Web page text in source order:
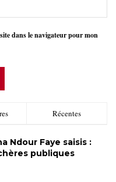
dans le navigateur pour mon
Récentes
Ndour Faye saisis :
publiques